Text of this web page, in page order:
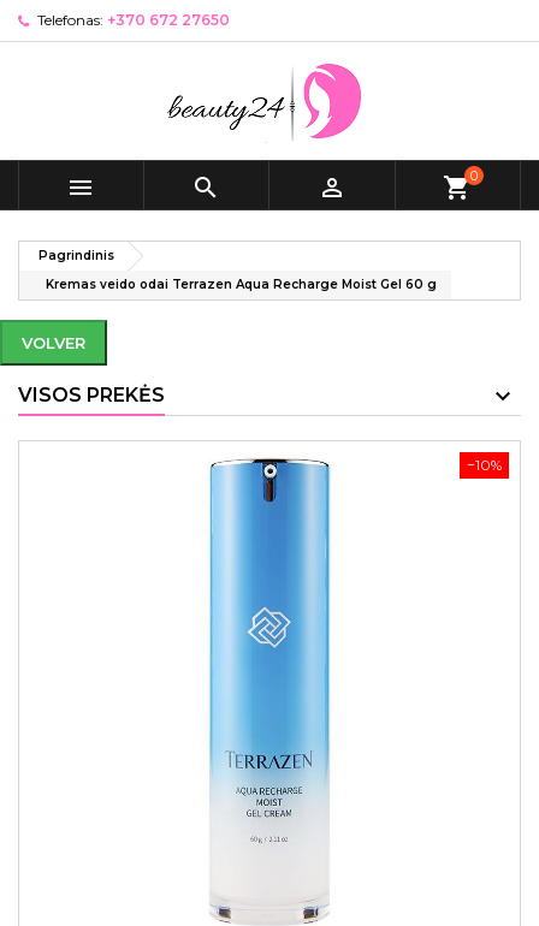
Telefonas: +370 672 27650
   shopping_cart0
Pagrindinis
Kremas veido odai Terrazen Aqua Recharge Moist Gel 60 g
VOLVER
VISOS PREKĖS
−10%